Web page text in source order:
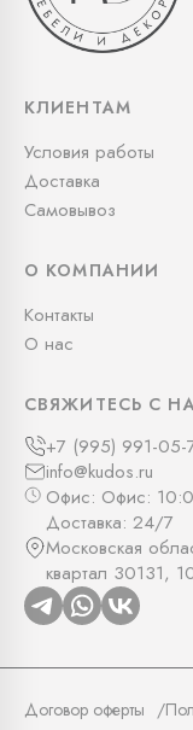
КЛИЕНТАМ
Условия работы
Доставка
Самовывоз
О КОМПАНИИ
Контакты
О нас
СВЯЖИТЕСЬ С
+7 (995) 991-05-
info@kudos.ru
Офис: Офис:
Доставка: 24/7
Московская
квартал 30131,
Договор оферты